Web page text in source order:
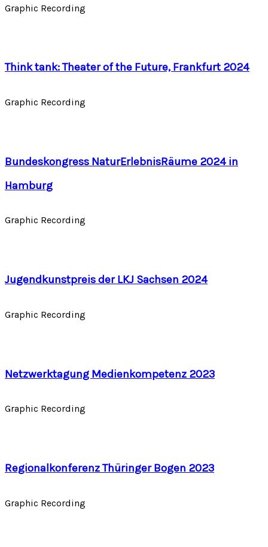
Graphic Recording
Think tank: Theater of the Future, Frankfurt 2024
Graphic Recording
Bundeskongress NaturErlebnisRäume 2024 in
Hamburg
Graphic Recording
Jugendkunstpreis der LKJ Sachsen 2024
Graphic Recording
Netzwerktagung Medienkompetenz 2023
Graphic Recording
Regionalkonferenz Thüringer Bogen 2023
Graphic Recording